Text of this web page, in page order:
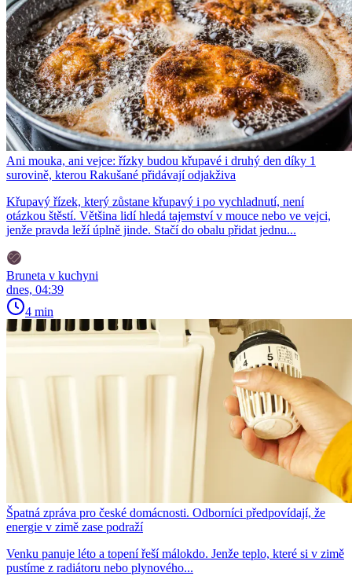
Ani mouka, ani vejce: řízky budou křupavé i druhý den díky 1
surovině, kterou Rakušané přidávají odjakživa
Křupavý řízek, který zůstane křupavý i po vychladnutí, není
otázkou štěstí. Většina lidí hledá tajemství v mouce nebo ve vejci,
jenže pravda leží úplně jinde. Stačí do obalu přidat jednu...
Bruneta v kuchyni
dnes, 04:39
4 min
Špatná zpráva pro české domácnosti. Odborníci předpovídají, že
energie v zimě zase podraží
Venku panuje léto a topení řeší málokdo. Jenže teplo, které si v zimě
pustíme z radiátoru nebo plynového...